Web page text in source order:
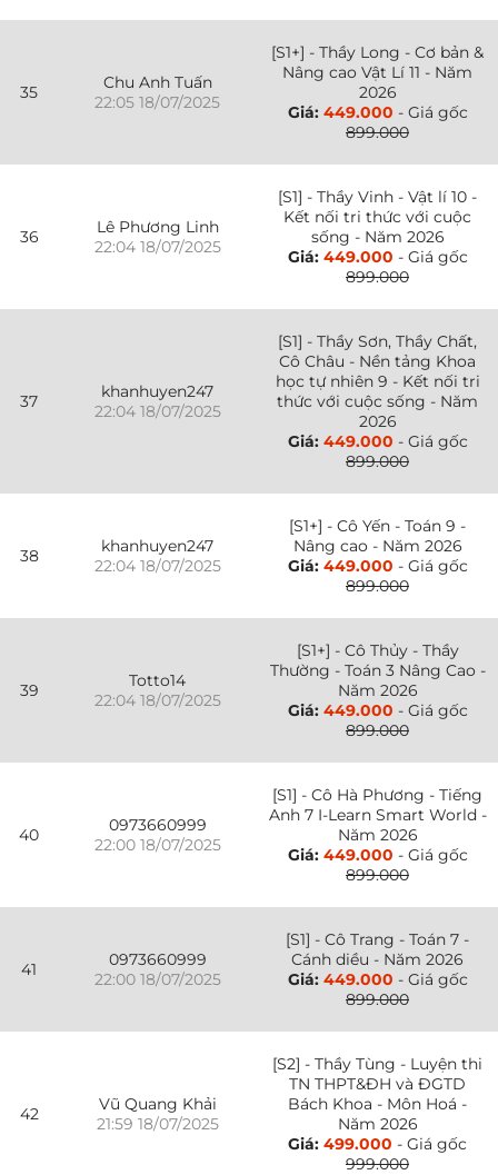
35
Chu Anh Tuấn
22:05 18/07/2025
[S1+] - Thầy Long - Cơ bản &
Nâng cao Vật Lí 11 - Năm
2026
Giá: 449.000 - Giá gốc
899.000
36
Lê Phương Linh
22:04 18/07/2025
[S1] - Thầy Vinh - Vật lí 10 -
Kết nối tri thức với cuộc
sống - Năm 2026
Giá: 449.000 - Giá gốc
899.000
37
khanhuyen247
22:04 18/07/2025
[S1] - Thầy Sơn, Thầy Chất,
Cô Châu - Nền tảng Khoa
học tự nhiên 9 - Kết nối tri
thức với cuộc sống - Năm
2026
Giá: 449.000 - Giá gốc
899.000
38
khanhuyen247
22:04 18/07/2025
[S1+] - Cô Yến - Toán 9 -
Nâng cao - Năm 2026
Giá: 449.000 - Giá gốc
899.000
39
Totto14
22:04 18/07/2025
[S1+] - Cô Thủy - Thầy
Thường - Toán 3 Nâng Cao -
Năm 2026
Giá: 449.000 - Giá gốc
899.000
40
0973660999
22:00 18/07/2025
[S1] - Cô Hà Phương - Tiếng
Anh 7 I-Learn Smart World -
Năm 2026
Giá: 449.000 - Giá gốc
899.000
41
0973660999
22:00 18/07/2025
[S1] - Cô Trang - Toán 7 -
Cánh diều - Năm 2026
Giá: 449.000 - Giá gốc
899.000
42
Vũ Quang Khải
21:59 18/07/2025
[S2] - Thầy Tùng - Luyện thi
TN THPT&ĐH và ĐGTD
Bách Khoa - Môn Hoá -
Năm 2026
Giá: 499.000 - Giá gốc
999.000